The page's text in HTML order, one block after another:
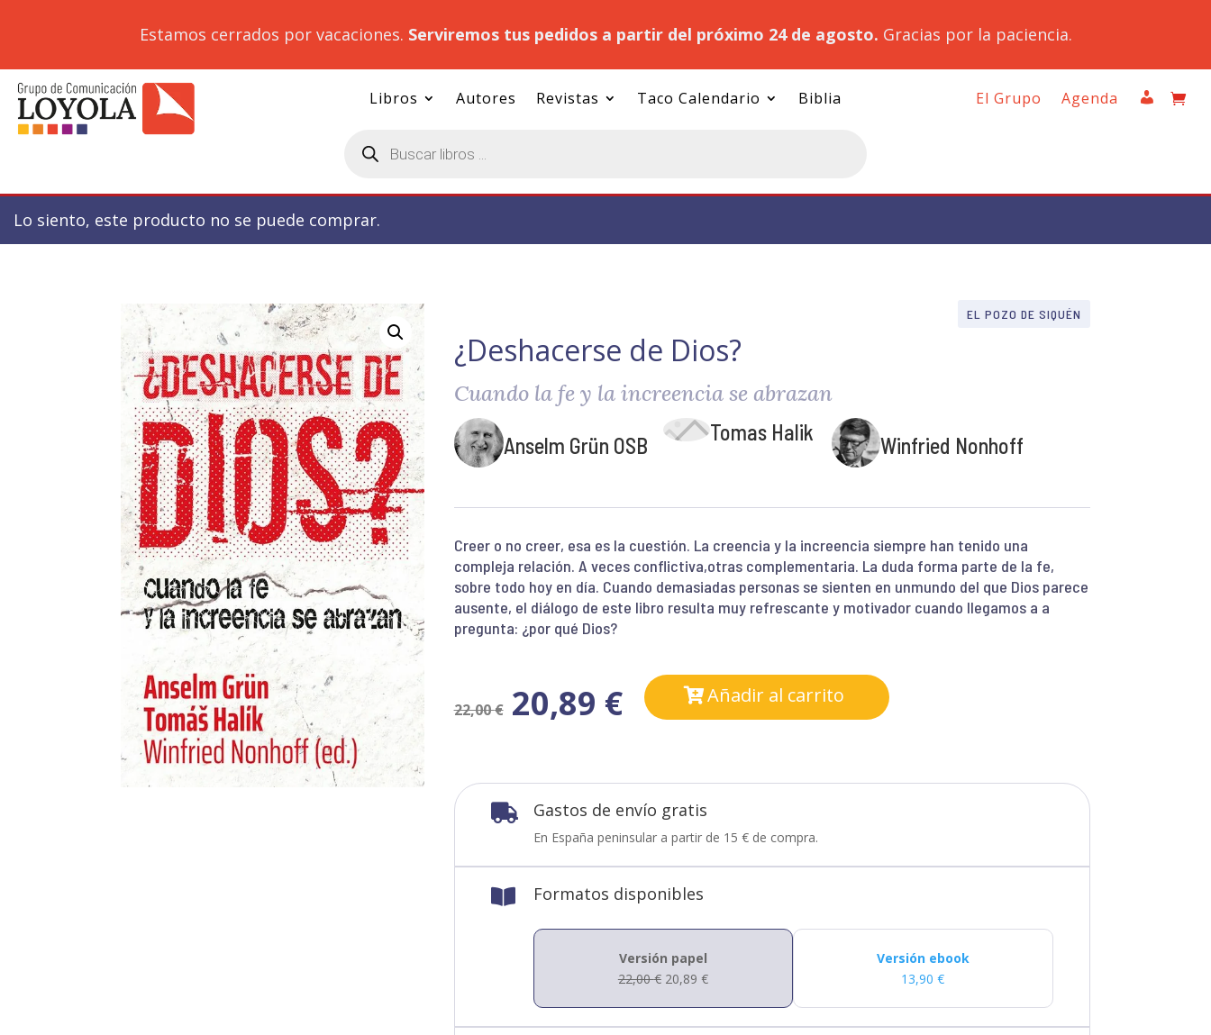
Estamos cerrados por vacaciones. Serviremos tus pedidos a partir del próximo 24 de agosto. Gracias por la paciencia.
Libros Autores Revistas Taco Calendario Biblia
productos
El Grupo Agenda
Lo siento, este producto no se puede comprar.
EL POZO DE SIQUÉN
¿Deshacerse de Dios?
Cuando la fe y la increencia se abrazan
Anselm Grün OSB Tomas Halik Winfried Nonhoff
Creer o no creer, esa es la cuestión. La creencia y la increencia siempre han tenido una
compleja relación. A veces conflictiva,otras complementaria. La duda forma parte de la fe,
sobre todo hoy en día. Cuando demasiadas personas se sienten en unmundo del que Dios parece
ausente, el diálogo de este libro resulta muy refrescante y motivador cuando llegamos a a
pregunta: ¿por qué Dios?
22,00€ 20,89 € Añadir al carrito
 Gastos de envío gratis
En España peninsular a partir de 15 € de compra.
 Formatos disponibles
Versión papel
22,00€ 20,89 €
Versión ebook
13,90€